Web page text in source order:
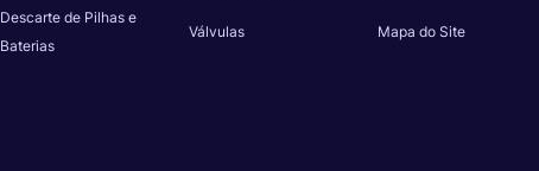
Descarte de Pilhas e
Baterias
Válvulas Mapa do Site